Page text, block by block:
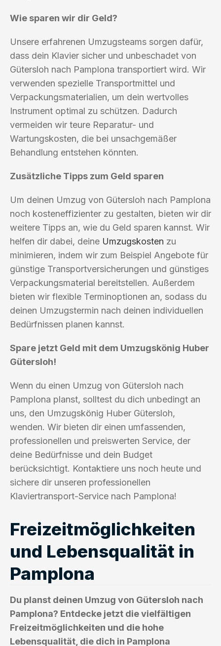
Wie sparen wir dir Geld?
Unsere erfahrenen Umzugsteams sorgen dafür,
dass dein Klavier sicher und unbeschadet von
Gütersloh nach Pamplona transportiert wird. Wir
verwenden spezielle Transportmittel und
Verpackungsmaterialien, um dein wertvolles
Instrument optimal zu schützen. Dadurch
vermeiden wir teure Reparatur- und
Wartungskosten, die bei unsachgemäßer
Behandlung entstehen könnten.
Zusätzliche Tipps zum Geld sparen
Um deinen Umzug von Gütersloh nach Pamplona
noch kosteneffizienter zu gestalten, bieten wir dir
weitere Tipps an, wie du Geld sparen kannst. Wir
helfen dir dabei, deine Umzugskosten zu
minimieren, indem wir zum Beispiel Angebote für
günstige Transportversicherungen und günstiges
Verpackungsmaterial bereitstellen. Außerdem
bieten wir flexible Terminoptionen an, sodass du
deinen Umzugstermin nach deinen individuellen
Bedürfnissen planen kannst.
Spare jetzt Geld mit dem Umzugskönig Huber
Gütersloh!
Wenn du einen Umzug von Gütersloh nach
Pamplona planst, solltest du dich unbedingt an
uns, den Umzugskönig Huber Gütersloh,
wenden. Wir bieten dir einen umfassenden,
professionellen und preiswerten Service, der
deine Bedürfnisse und dein Budget
berücksichtigt. Kontaktiere uns noch heute und
sichere dir unseren professionellen
Klaviertransport-Service nach Pamplona!
Freizeitmöglichkeiten
und Lebensqualität in
Pamplona
Du planst deinen Umzug von Gütersloh nach
Pamplona? Entdecke jetzt die vielfältigen
Freizeitmöglichkeiten und die hohe
Lebensqualität, die dich in Pamplona